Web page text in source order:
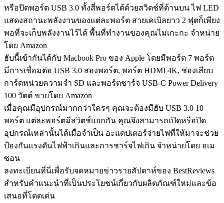
หรือปิดพอร์ต USB 3.0 ทั้งสี่พอร์ตได้ด้วยสวิตช์ที่ด้านบน ไฟ LED
แสดงสถานะพลังงานของแต่ละพอร์ต สายเคเบิลยาว 2 ฟุตก็เพียง
พอที่จะเก็บพลังงานไว้ได้ พื้นที่ทำงานของคุณไม่เกะกะ จำหน่าย
โดย Amazon
ฮับนี้เข้ากันได้กับ Macbook Pro ของ Apple โดยมีพอร์ต 7 พอร์ต
มีการเชื่อมต่อ USB 3.0 สองพอร์ต, พอร์ต HDMI 4K, ช่องเสียบ
การ์ดหน่วยความจำ SD และพอร์ตชาร์จ USB-C Power Delivery
100 วัตต์ ขายโดย Amazon
เมื่อคุณมีอุปกรณ์มากกว่าใครๆ คุณจะต้องมีฮับ USB 3.0 10
พอร์ต แต่ละพอร์ตมีสวิตช์แยกกัน คุณจึงสามารถเปิดหรือปิด
อุปกรณ์เหล่านั้นได้เมื่อจำเป็น อะแดปเตอร์จ่ายไฟที่ให้มาจะช่วย
ป้องกันแรงดันไฟฟ้าเกินและการชาร์จไฟเกิน จำหน่ายโดย อเม
ซอน
ลงทะเบียนที่นี่เพื่อรับจดหมายข่าวรายสัปดาห์ของ BestReviews
สำหรับคำแนะนำที่เป็นประโยชน์เกี่ยวกับผลิตภัณฑ์ใหม่และข้อ
เสนอที่โดดเด่น